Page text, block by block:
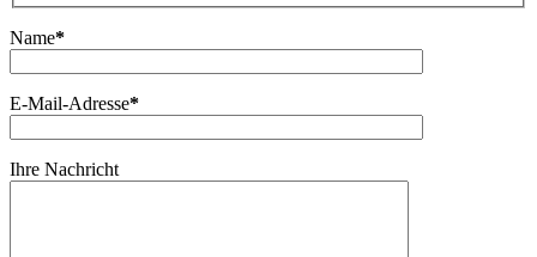
Name*
E-Mail-Adresse*
Ihre Nachricht